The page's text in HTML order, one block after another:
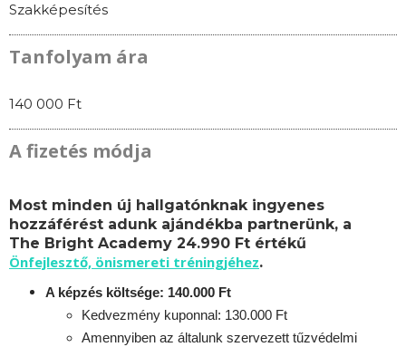
Szakképesítés
Tanfolyam ára
140 000 Ft
A fizetés módja
Most minden új hallgatónknak ingyenes
hozzáférést adunk ajándékba partnerünk, a
The Bright Academy 24.990 Ft értékű
Önfejlesztő, önismereti tréningjéhez.
A képzés költsége: 140.000 Ft
Kedvezmény kuponnal: 130.000 Ft
Amennyiben az általunk szervezett tűzvédelmi